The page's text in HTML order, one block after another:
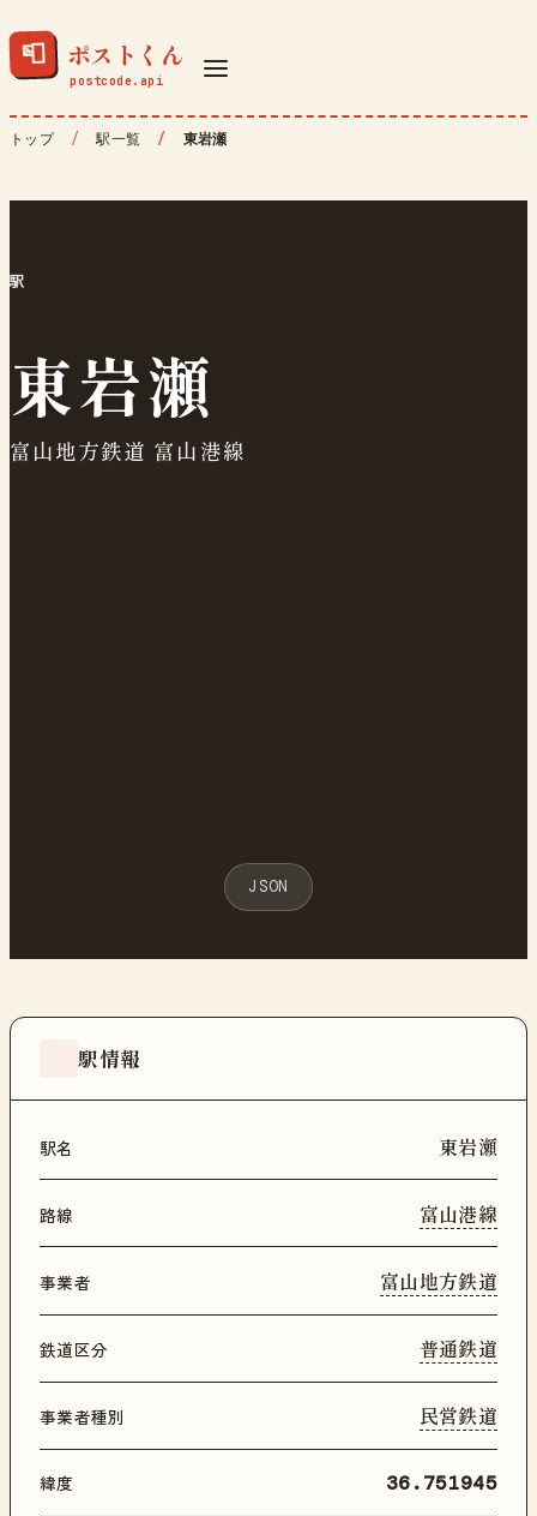
📮 ポストくん
トップ 駅一覧 東岩瀬
駅
東岩瀬
富山地方鉄道 富山港線
JSON
駅情報
駅名 東岩瀬
路線 富山港線
事業者 富山地方鉄道
鉄道区分 普通鉄道
事業者種別 民営鉄道
緯度 36.751945